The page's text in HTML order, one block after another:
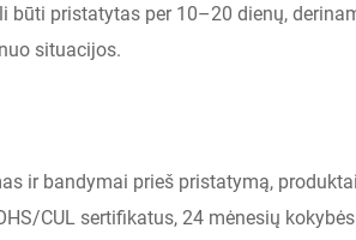
būti pristatytas per 10–20 dienų,
situacijos.
ir bandymai prieš pristatymą, produktai
CUL sertifikatus, 24 mėnesių kokybės